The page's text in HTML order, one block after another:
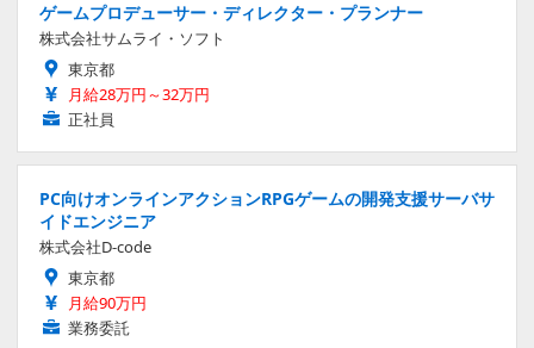
ゲームプロデューサー・ディレクター・プランナー
株式会社サムライ・ソフト
東京都
月給28万円～32万円
正社員
PC向けオンラインアクションRPGゲームの開発支援サーバサ
イドエンジニア
株式会社D-code
東京都
月給90万円
業務委託